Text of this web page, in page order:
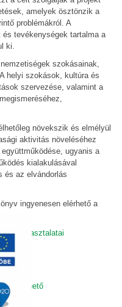
amelyek ösztönzik a
problémákról. A
és tevékenységek tartalma a
ki.
szokásainak,
helyi szokások, kultúra és
szervezése, valamint a
növekszik és elmélyül
aktivitás növeléséhez
ugyanis a
kialakulásával
és az elvándorlás
ingyenesen elérhető a
tapasztalatai
elérhető